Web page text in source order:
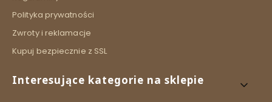
Polityka prywatności
Zwroty i reklamacje
Kupuj bezpiecznie z SSL
Interesujące kategorie na sklepie